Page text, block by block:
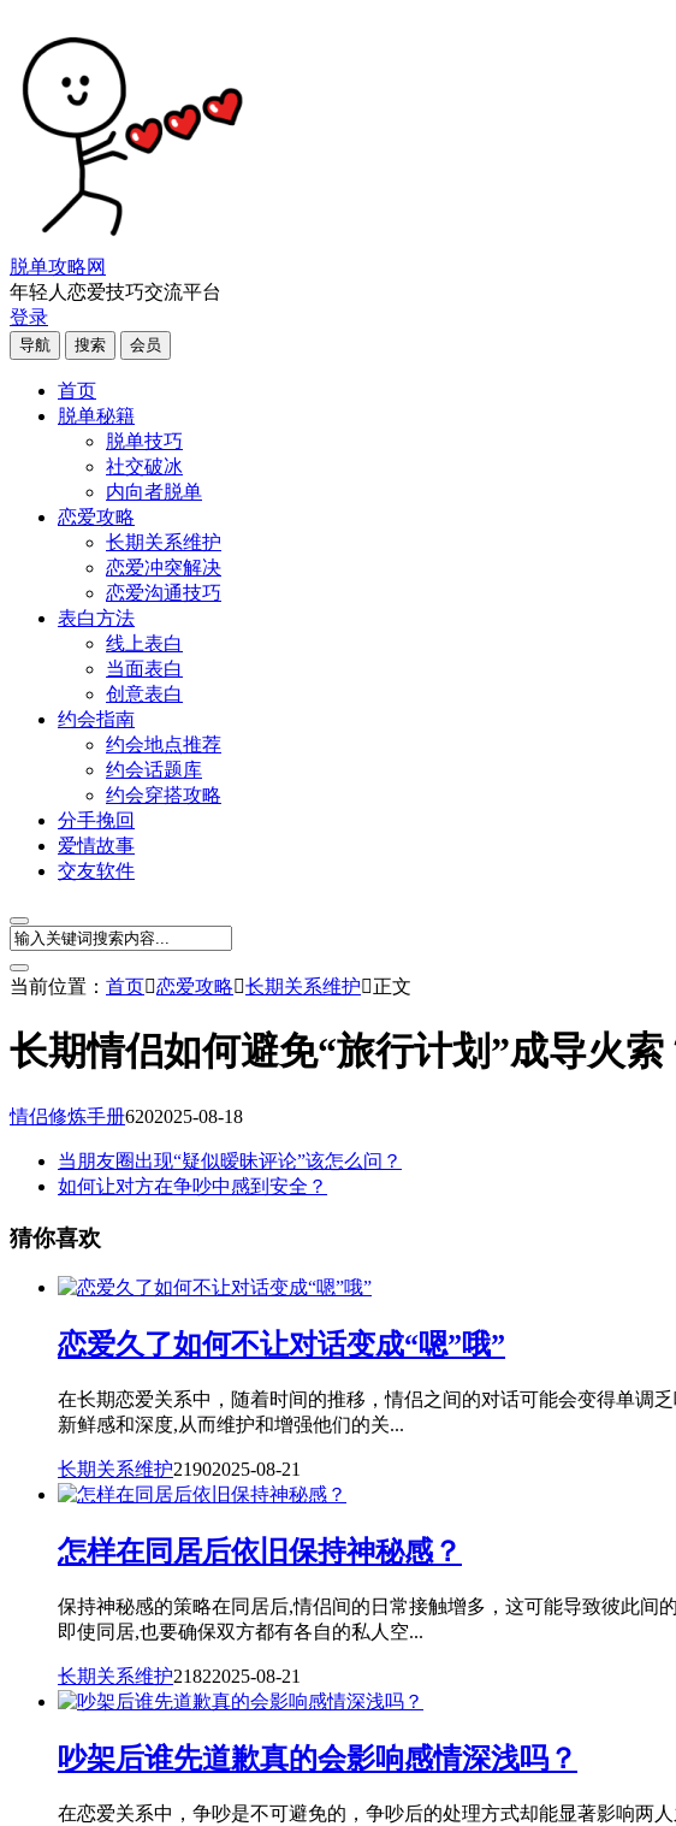
脱单攻略网
年轻人恋爱技巧交流平台
登录
导航 搜索 会员
首页
脱单秘籍
脱单技巧
社交破冰
内向者脱单
恋爱攻略
长期关系维护
恋爱冲突解决
恋爱沟通技巧
表白方法
线上表白
当面表白
创意表白
约会指南
约会地点推荐
约会话题库
约会穿搭攻略
分手挽回
爱情故事
交友软件
当前位置： 首页恋爱攻略长期关系维护正文
长期情侣如何避免“旅行计划”成导火索
情侣修炼手册6202025-08-18
当朋友圈出现“疑似暧昧评论”该怎么问？
如何让对方在争吵中感到安全？
猜你喜欢
恋爱久了如何不让对话变成“嗯”哦”
在长期恋爱关系中，随着时间的推移，情侣之间的对话可能会变得单调
新鲜感和深度,从而维护和增强他们的关...
长期关系维护21902025-08-21
怎样在同居后依旧保持神秘感？
保持神秘感的策略在同居后,情侣间的日常接触增多，这可能导致彼此
即使同居,也要确保双方都有各自的私人空...
长期关系维护21822025-08-21
吵架后谁先道歉真的会影响感情深浅吗？
在恋爱关系中，争吵是不可避免的，争吵后的处理方式却能显著影响两